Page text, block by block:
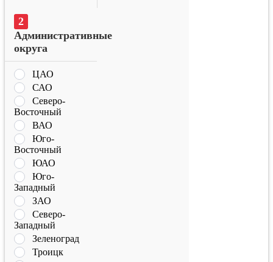
Административные
округа
ЦАО
САО
Северо-
Восточный
ВАО
Юго-
Восточный
ЮАО
Юго-
Западный
ЗАО
Северо-
Западный
Зеленоград
Троицк